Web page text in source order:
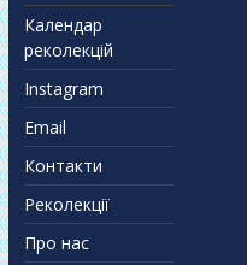
Календар
реколекцій
Instagram
Email
Контакти
Реколекції
Про нас